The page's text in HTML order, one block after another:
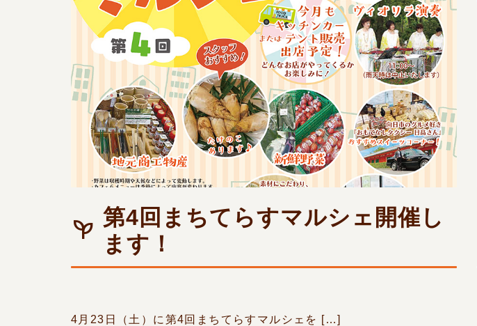
第4回まちてらすマルシェ開催し
ます！
4月23日（土）に第4回まちてらすマルシェを […]